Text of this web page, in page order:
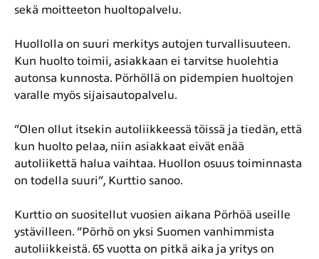
sekä moitteeton huoltopalvelu.
Huollolla on suuri merkitys autojen turvallisuuteen.
Kun huolto toimii, asiakkaan ei tarvitse huolehtia
autonsa kunnosta. Pörhöllä on pidempien huoltojen
varalle myös sijaisautopalvelu.
”Olen ollut itsekin autoliikkeessä töissä ja tiedän, että
kun huolto pelaa, niin asiakkaat eivät enää
autoliikettä halua vaihtaa. Huollon osuus toiminnasta
on todella suuri”, Kurttio sanoo.
Kurttio on suositellut vuosien aikana Pörhöä useille
ystävilleen. ”Pörhö on yksi Suomen vanhimmista
autoliikkeistä. 65 vuotta on pitkä aika ja yritys on